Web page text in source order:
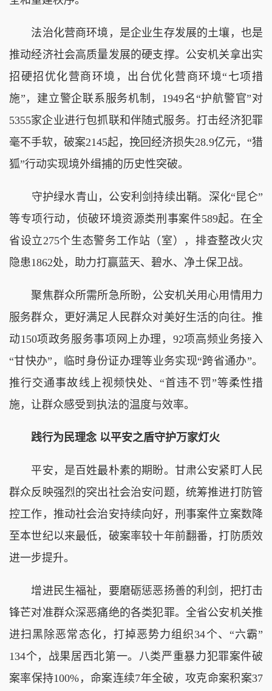
法治化营商环境，是企业生存发展的土壤，也是
推动经济社会高质量发展的硬支撑。公安机关拿出实
招硬招优化营商环境，出台优化营商环境“七项措
施”，建立警企联系服务机制，1949名“护航警官”对
5355家企业进行包抓联和伴随式服务。打击经济犯罪
毫不手软，破案2145起，挽回经济损失28.9亿元，“猎
狐”行动实现境外缉捕的历史性突破。
守护绿水青山，公安利剑持续出鞘。深化“昆仑”
等专项行动，侦破环境资源类刑事案件589起。在全
省设立275个生态警务工作站（室），排查整改火灾
隐患1862处，助力打赢蓝天、碧水、净土保卫战。
聚焦群众所需所急所盼，公安机关用心用情用力
服务群众，更好满足人民群众对美好生活的向往。推
动150项政务服务事项网上办理，92项高频业务接入
“甘快办”，临时身份证办理等业务实现“跨省通办”。
推行交通事故线上视频快处、“首违不罚”等柔性措
施，让群众感受到执法的温度与效率。
践行为民理念 以平安之盾守护万家灯火
平安，是百姓最朴素的期盼。甘肃公安紧盯人民
群众反映强烈的突出社会治安问题，统筹推进打防管
控工作，推动社会治安持续向好，刑事案件立案数降
至本世纪以来最低，破案率较十年前翻番，打防质效
进一步提升。
增进民生福祉，要磨砺惩恶扬善的利剑，把打击
锋芒对准群众深恶痛绝的各类犯罪。全省公安机关推
进扫黑除恶常态化，打掉恶势力组织34个、“六霸”
134个，战果居西北第一。八类严重暴力犯罪案件破
案率保持100%，命案连续7年全破，攻克命案积案37